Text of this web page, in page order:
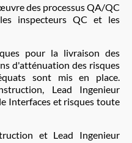
des processus QA/QC
inspecteurs QC et les
pour la livraison des
d'atténuation des risques
sont mis en place.
Lead Ingenieur
Interfaces et risques toute
et Lead Ingenieur